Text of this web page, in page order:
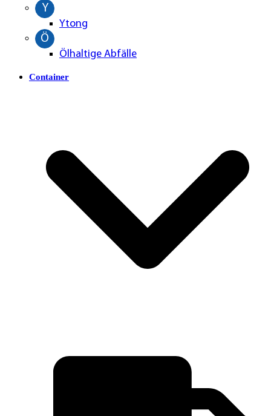
Y
Ytong
Ö
Ölhaltige Abfälle
Container